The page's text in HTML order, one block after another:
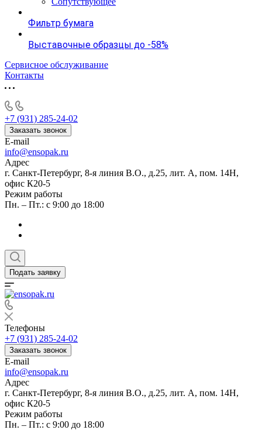
Фильтр бумага
Выставочные образцы до -58%
Сервисное обслуживание
Контакты
+7 (931) 285-24-02
Заказать звонок
E-mail
info@ensopak.ru
Адрес
г. Санкт-Петербург, 8-я линия В.О., д.25, лит. А, пом. 14Н,
офис К20-5
Режим работы
Пн. – Пт.: с 9:00 до 18:00
Подать заявку
Телефоны
+7 (931) 285-24-02
Заказать звонок
E-mail
info@ensopak.ru
Адрес
г. Санкт-Петербург, 8-я линия В.О., д.25, лит. А, пом. 14Н,
офис К20-5
Режим работы
Пн. – Пт.: с 9:00 до 18:00